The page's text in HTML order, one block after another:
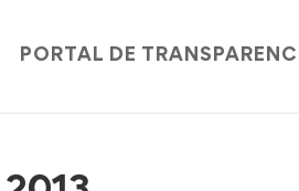
PORTAL DE